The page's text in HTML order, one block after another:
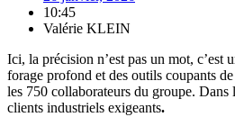
10:45
Valérie KLEIN
Ici, la précision n’est pas un mot,
forage profond et des outils coupants
les 750 collaborateurs du groupe.
clients industriels exigeants.